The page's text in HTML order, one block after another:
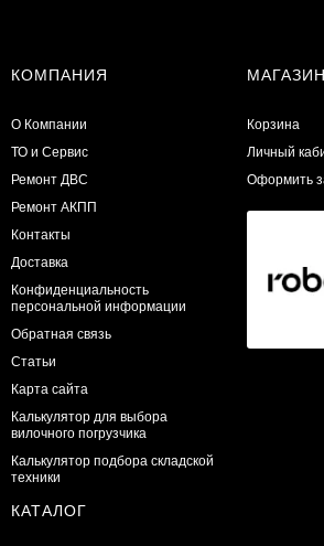
КОМПАНИЯ
О Компании
ТО и Сервис
​Ремонт ДВС
Ремонт АКПП
Контакты
Доставка
Конфиденциальность
персональной информации
Обратная связь
Статьи
Карта сайта
Калькулятор для выбора
вилочного погрузчика
Калькулятор подбора складской
техники
МАГАЗИН
Корзина
Личный
Оформить
КАТАЛОГ